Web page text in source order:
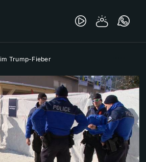
Trump-Fieber